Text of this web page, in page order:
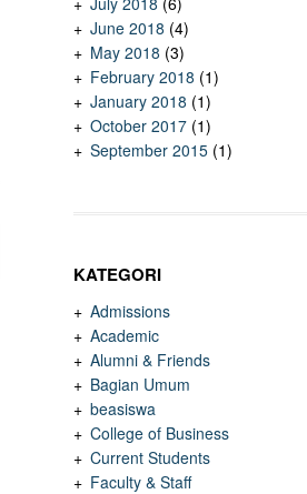
June 2018 (4)
May 2018 (3)
February 2018 (1)
January 2018 (1)
October 2017 (1)
September 2015 (1)
KATEGORI
Admissions
Academic
Alumni & Friends
Bagian Umum
beasiswa
College of Business
Current Students
Faculty & Staff